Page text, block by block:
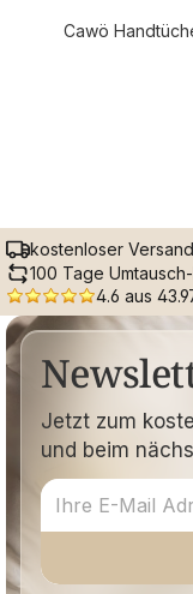
Cawö
kostenloser
100 Tage
4.6 aus
Jetzt zum
und beim